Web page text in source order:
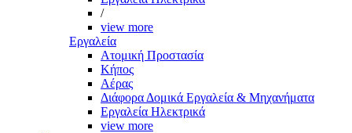
/
view more
Εργαλεία
Aτομική Προστασία
Kήπος
Αέρας
Διάφορα Δομικά Εργαλεία & Μηχανήματα
Εργαλεία Ηλεκτρικά
view more